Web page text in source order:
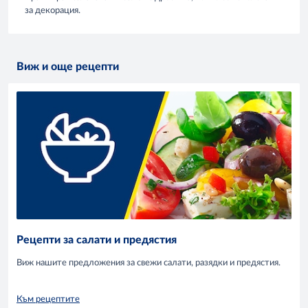
за декорация.
Виж и още рецепти
Рецепти за салати и предястия
Виж нашите предложения за свежи салати, разядки и предястия.
Към рецептите